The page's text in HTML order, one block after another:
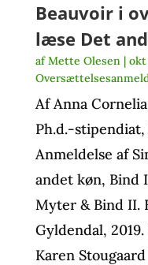
Beauvoir i
læse Det
afMette Olesen| okt
Af Anna
Ph.d.-
Anmeldelse af
andet køn, Bind
Myter & Bind II.
Gyldendal,
Karen